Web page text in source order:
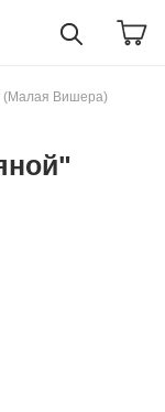
(Малая Вишера)